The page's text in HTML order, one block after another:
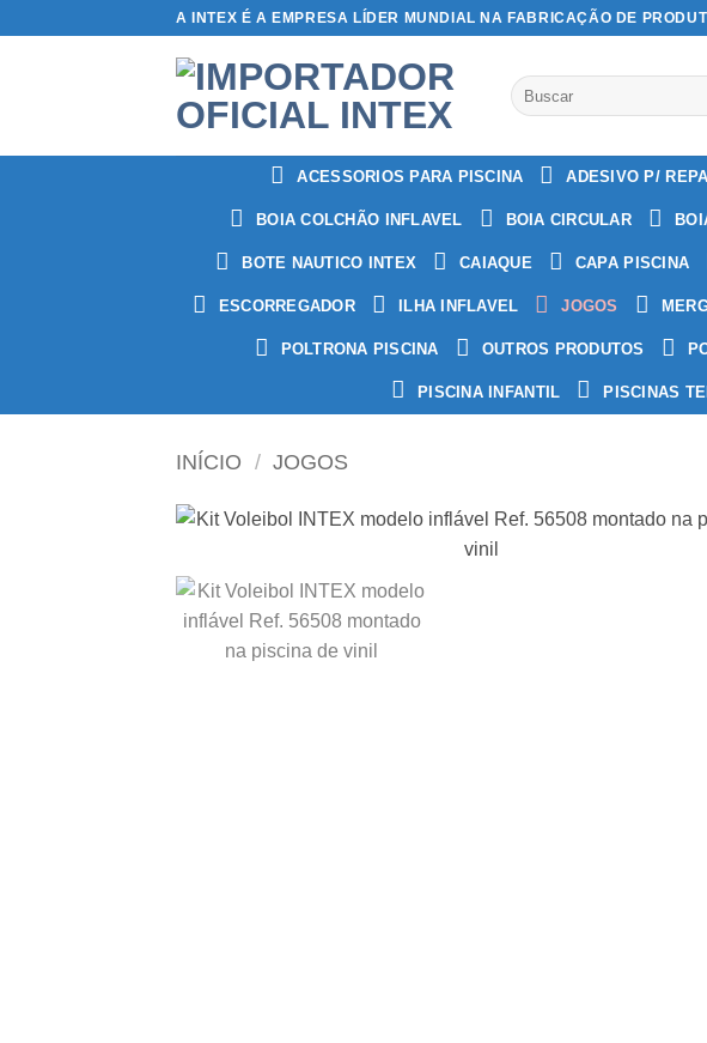
A INTEX É A EMPRESA LÍDER MUNDIAL NA FABRICAÇÃO DE
Pesquisar
por:
ACESSORIOS PARA PISCINA ADESIVO P/
BOIA COLCHÃO INFLAVEL BOIA CIRCULAR
BOTE NAUTICO INTEX CAIAQUE CAPA PISCINA
ESCORREGADOR ILHA INFLAVEL JOGOS
POLTRONA PISCINA OUTROS PRODUTOS
PISCINA INFANTIL PISCINAS
INÍCIO / JOGOS